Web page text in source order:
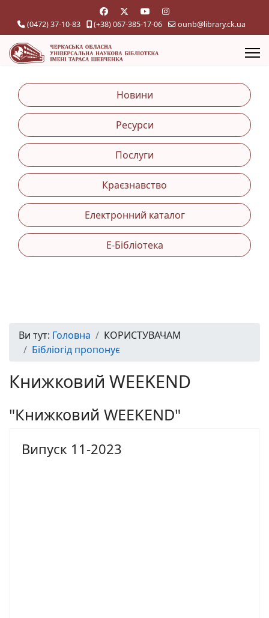
(0472) 37-10-83 (+38) 067-385-17-06 ounb@library.ck.ua
Новини
Ресурси
Послуги
Краєзнавство
Електронний каталог
Е-Бібліотека
Ви тут: Головна
КОРИСТУВАЧАМ
Бібліогід пропонує
Книжковий WEEKEND
"Книжковий WEEKEND"
Випуск 11-2023